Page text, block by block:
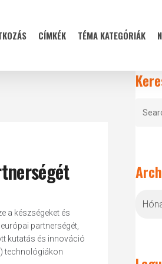
CÍMKÉK TÉMA KATEGÓRIÁK
a készségeket és
partnerségét,
kutatás és innováció
technológiákon